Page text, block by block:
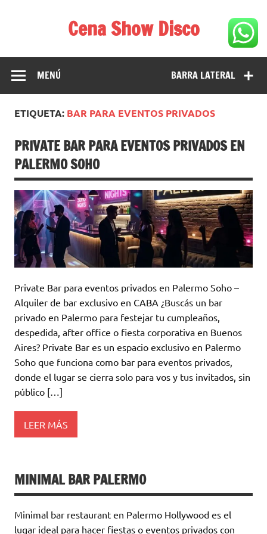
Cena Show Disco
Cena Show Disco – DISCO CENA SHOW GUIA DE
RESTAURANTES
BARRA LATERAL
MENÚ
ETIQUETA: BAR PARA EVENTOS PRIVADOS
PRIVATE BAR PARA EVENTOS PRIVADOS EN
PALERMO SOHO
Private Bar para eventos privados en Palermo Soho –
Alquiler de bar exclusivo en CABA ¿Buscás un bar
privado en Palermo para festejar tu cumpleaños,
despedida, after office o fiesta corporativa en Buenos
Aires? Private Bar es un espacio exclusivo en Palermo
Soho que funciona como bar para eventos privados,
donde el lugar se cierra solo para vos y tus invitados, sin
público […]
LEER MÁS
MINIMAL BAR PALERMO
Minimal bar restaurant en Palermo Hollywood es el
lugar ideal para hacer fiestas o eventos privados con